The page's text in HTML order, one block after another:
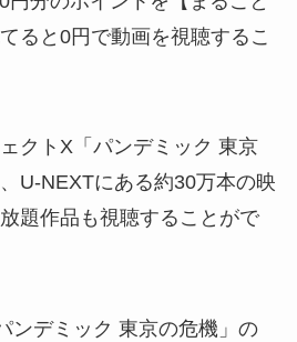
ると0円で動画を視聴するこ
クトX「パンデミック 東京
U-NEXTにある約30万本の映
題作品も視聴することがで
ンデミック 東京の危機」の